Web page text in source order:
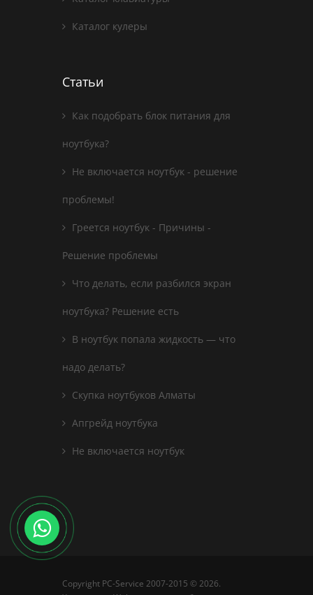
Каталог кулеры
Статьи
Как подобрать блок питания для
ноутбука?
Не включается ноутбук - решение
проблемы!
Греется ноутбук - Причины -
Решение проблемы
Что делать, если разбился экран
ноутбука? Решение есть
В ноутбук попала жидкость — что
надо делать?
Скупка ноутбуков Алматы
Апгрейд ноутбука
Не включается ноутбук
Copyright PC-Service 2007-2015 © 2026.